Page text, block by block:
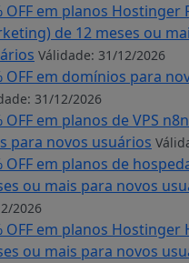
OFF em planos Hostinger
de 12 meses ou
Válidade: 31/12/2026
OFF em domínios para
31/12/2026
OFF em planos de VPS
para novos usuários
OFF em planos de
ou mais para novos
2026
OFF em planos Hostinger
ou mais para novos